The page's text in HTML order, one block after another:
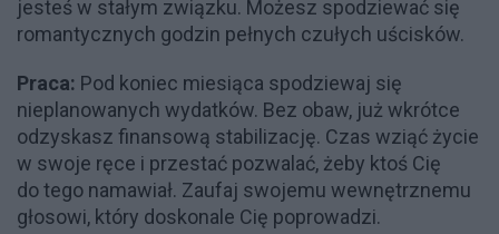
jesteś w stałym związku. Możesz spodziewać się
romantycznych godzin pełnych czułych uścisków.
Praca: Pod koniec miesiąca spodziewaj się
nieplanowanych wydatków. Bez obaw, już wkrótce
odzyskasz finansową stabilizację. Czas wziąć życie
w swoje ręce i przestać pozwalać, żeby ktoś Cię
do tego namawiał. Zaufaj swojemu wewnętrznemu
głosowi, który doskonale Cię poprowadzi.